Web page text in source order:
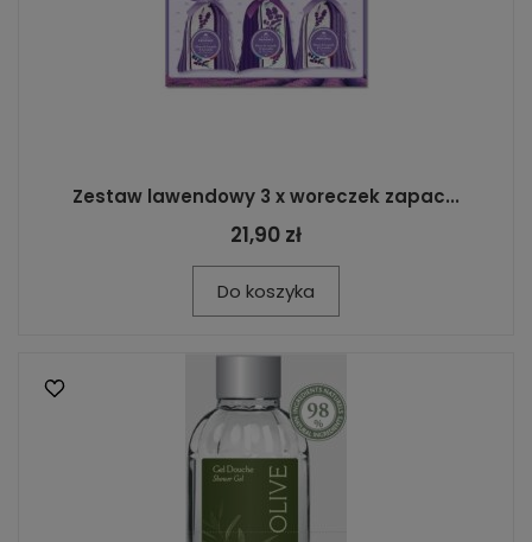
Zestaw lawendowy 3 x woreczek zapac...
21,90 zł
Do koszyka